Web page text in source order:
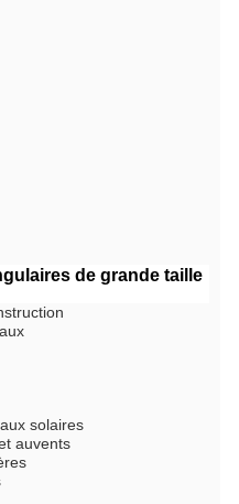
de grande taille
solaires
auvents